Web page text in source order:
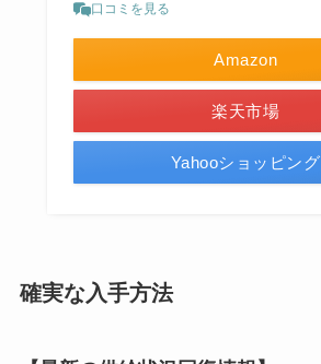
口コミを見る
Amazon
楽天市場
Yahooショッピング
確実な入手方法